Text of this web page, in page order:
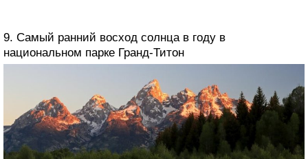
9. Самый ранний восход солнца в году в
национальном парке Гранд-Титон